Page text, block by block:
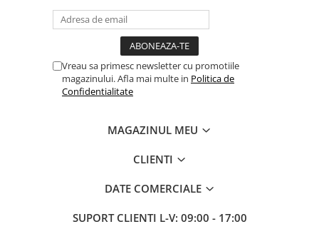
Vreau sa primesc newsletter cu promotiile
magazinului. Afla mai multe in Politica de
Confidentialitate
MAGAZINUL MEU
CLIENTI
DATE COMERCIALE
SUPORT CLIENTI L-V: 09:00 - 17:00